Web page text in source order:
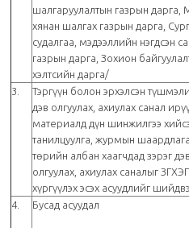
шалгаруулалтын газрын дарга,
хянан шалгах газрын дарга,
судалгаа, мэдээллийн нэгдсэн
газрын дарга, Зохион
хэлтсийн дарга/
3.
Тэргүүн болон эрхэлсэн
дэв олгуулах, ахиулах санал
материалд дүн шинжилгээ
танилцуулга, журмын
төрийн албан хаагчдад зэрэг
олгуулах, ахиулах саналыг
хүргүүлэх эсэх асуудлийг
4. Бусад асуудал